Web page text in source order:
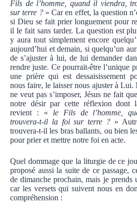
Fils de l’homme, quand il viendra,
sur terre ?» Car en effet, la question
si Dieu se fait prier longuement pour
il le fait sans tarder. La question est
y aura tout simplement encore
aujourd’hui et demain, si quelqu’un
de s’ajuster à lui, de lui demander
rendre juste. Ce pourrait-être l’unique
une prière qui est dessaisissement
nous faire, le laisser nous ajuster à
ne veut pas s’imposer, Jésus ne fait
notre désir par cette réflexion dont
revient : « le Fils de l’homme,
trouvera-t-il la foi sur terre ? »
trouvera-t-il les bras ballants, ou bien
pour prier et mettre notre foi en acte.
Quel dommage que la liturgie de ce
proposé aussi la suite de ce passage,
de dimanche prochain, mais je prends
car les versets qui suivent nous en
compréhension :